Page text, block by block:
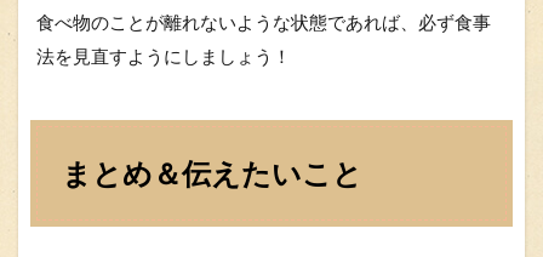
食べ物のことが離れないような状態であれば、必ず食事
法を見直すようにしましょう！
まとめ＆伝えたいこと